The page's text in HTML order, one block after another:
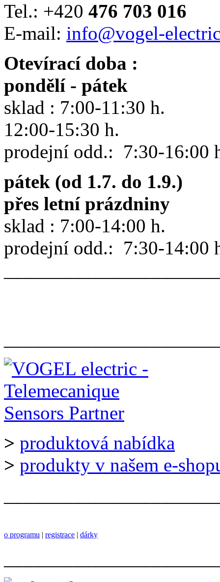
Tel.: +420 476 703 016
E-mail: info@vogel-
Otevírací doba :
pondělí - pátek
sklad : 7:00-11:30 h.
12:00-15:30 h.
prodejní odd.: 7:30-16:00
pátek (od 1.7. do 1.9.)
přes letní prázdniny
sklad : 7:00-14:00 h.
prodejní odd.: 7:30-14:00
> produktová nabídka
> produkty v našem e-
o programu | registrace | dárky